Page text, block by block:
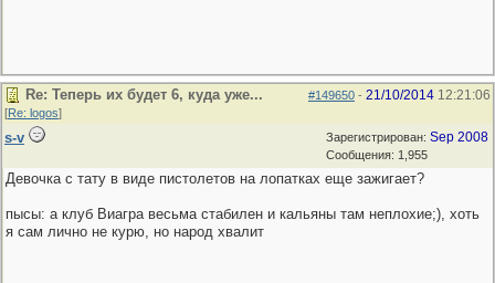
#149650 - 21/10/2014 12:21:06
Re: Теперь их будет 6, куда уже...
[Re: logos]
Зарегистрирован: Sep 2008
Сообщения: 1,955
s-v
Девочка с тату в виде пистолетов на лопатках еще зажигает?
пысы: а клуб Виагра весьма стабилен и кальяны там неплохие;), хоть
я сам лично не курю, но народ хвалит